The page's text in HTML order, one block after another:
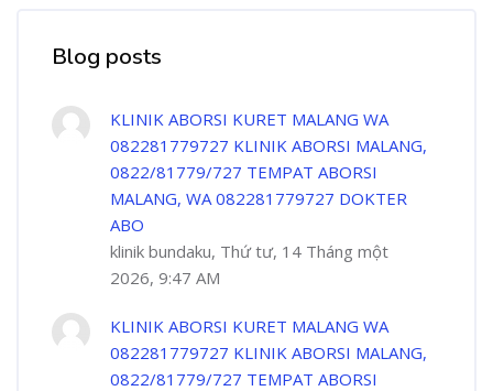
Blog posts
KLINIK ABORSI KURET MALANG WA
082281779727 KLINIK ABORSI MALANG,
0822/81779/727 TEMPAT ABORSI
MALANG, WA 082281779727 DOKTER
ABO
klinik bundaku, Thứ tư, 14 Tháng một
2026, 9:47 AM
KLINIK ABORSI KURET MALANG WA
082281779727 KLINIK ABORSI MALANG,
0822/81779/727 TEMPAT ABORSI